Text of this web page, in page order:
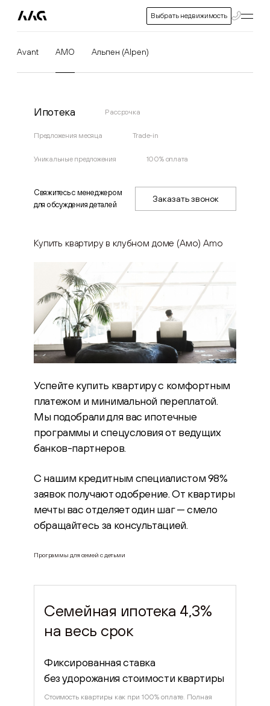
Avant AMO Альпен (Alpen)
Ипотека Рассрочка
Предложения месяца Trade-in
Уникальные предложения 100% оплата
Свяжитесь с менеджером
для обсуждения деталей
Заказать звонок
Купить квартиру в клубном доме (Амо) Amo
Успейте купить квартиру с комфортным
платежом и минимальной переплатой.
Мы подобрали для вас ипотечные
программы и спецусловия от ведущих
банков-партнеров.
С нашим кредитным специалистом 98%
заявок получают одобрение. От квартиры
мечты вас отделяет один шаг — смело
обращайтесь за консультацией.
Программы для семей с детьми
Семейная ипотека 4,3%
на весь срок
Фиксированная ставка
без удорожания стоимости квартиры
Стоимость квартиры как при 100% оплате. Полная
Выбрать недвижимость